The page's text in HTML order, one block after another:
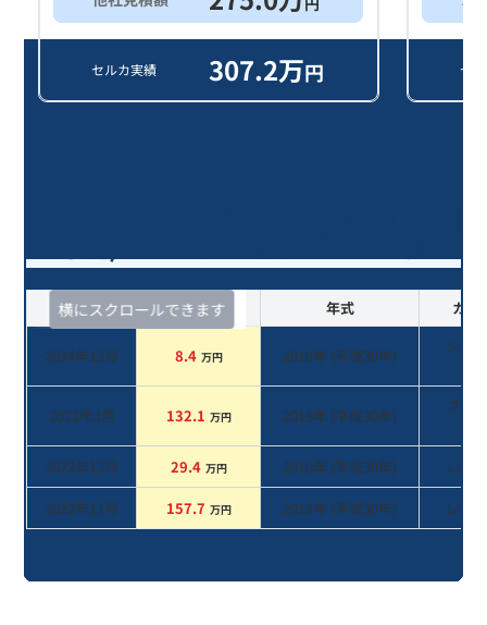
セルカ実績 307.2万円 セ
横にスクロールできます
査定時期 セルカ実績 年式 カラ
2024年12月 8.4 万円 2018年 (平成30年)
シル
2023年3月 132.1 万円 2018年 (平成30年)
ブラ
2022年12月
29.4 万円 2018年 (平成30年)
レッド
2022年11月
157.7 万円 2018年 (平成30年) レッド